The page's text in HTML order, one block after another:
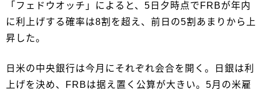
「フェドウオッチ」によると、5日夕時点でFRBが年内
に利上げする確率は8割を超え、前日の5割あまりから上
昇した。
日米の中央銀行は今月にそれぞれ会合を開く。日銀は利
上げを決め、FRBは据え置く公算が大きい。5月の米雇